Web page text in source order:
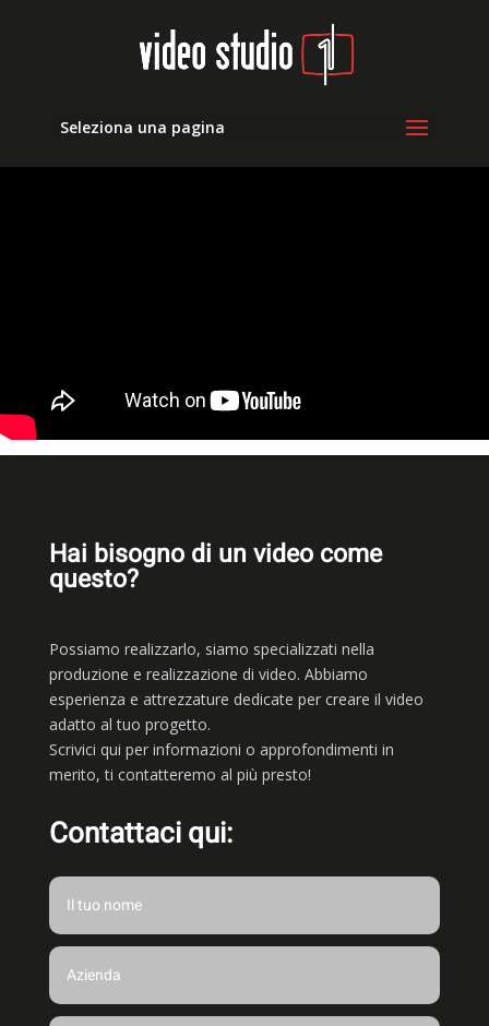
Seleziona una pagina
Hai bisogno di un video come
questo?
Possiamo realizzarlo, siamo specializzati nella
produzione e realizzazione di video. Abbiamo
esperienza e attrezzature dedicate per creare il video
adatto al tuo progetto.
Scrivici qui per informazioni o approfondimenti in
merito, ti contatteremo al più presto!
Contattaci qui: